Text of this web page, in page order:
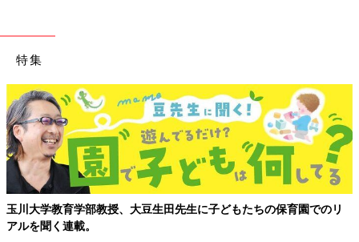
特集
玉川大学教育学部教授、大豆生田先生に子どもたちの保育園でのリ
アルを聞く連載。